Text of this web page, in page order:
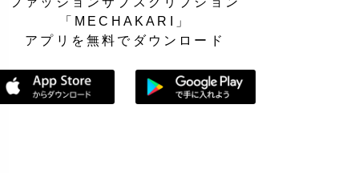
「MECHAKARI」
アプリを無料でダウンロード
App Storeからダウンロード